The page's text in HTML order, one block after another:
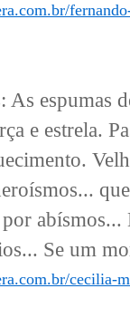
As espumas
e estrela.
Se um
cecilia-